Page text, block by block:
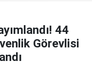
44
Görevlisi